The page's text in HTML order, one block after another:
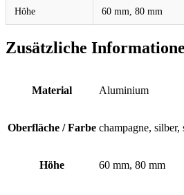
Höhe 60 mm, 80 mm
Zusätzliche
Material Aluminium
Oberfläche / Farbe champagne, silber,
Höhe 60 mm, 80 mm